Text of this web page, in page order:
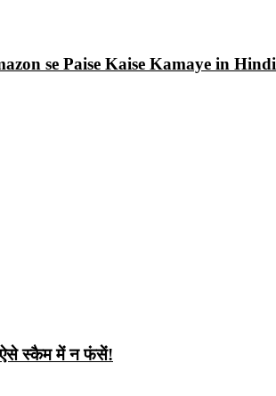
se Paise Kaise Kamaye in Hindi
ऐसे स्कैम में न फंसें!